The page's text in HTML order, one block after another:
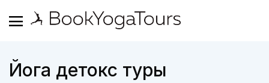
Йога детокс туры